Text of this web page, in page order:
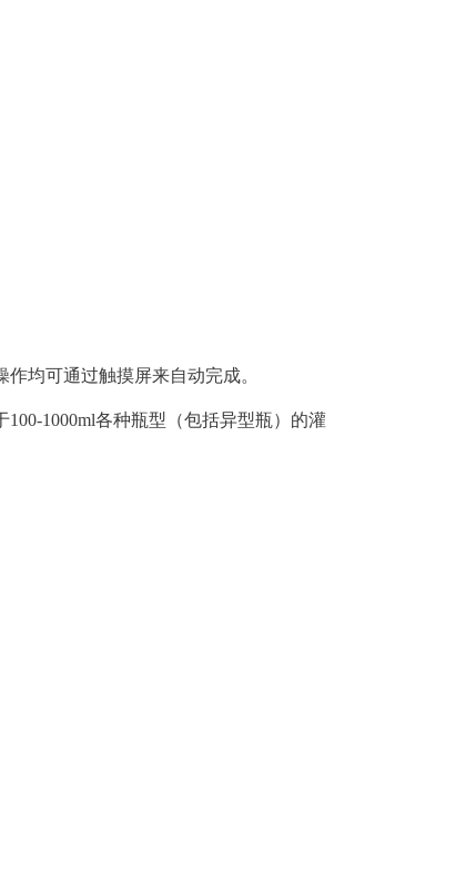
均可通过触摸屏来自动完成。
1000ml各种瓶型（包括异型瓶）的灌